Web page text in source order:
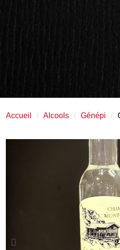
Accueil Alcools Génépi